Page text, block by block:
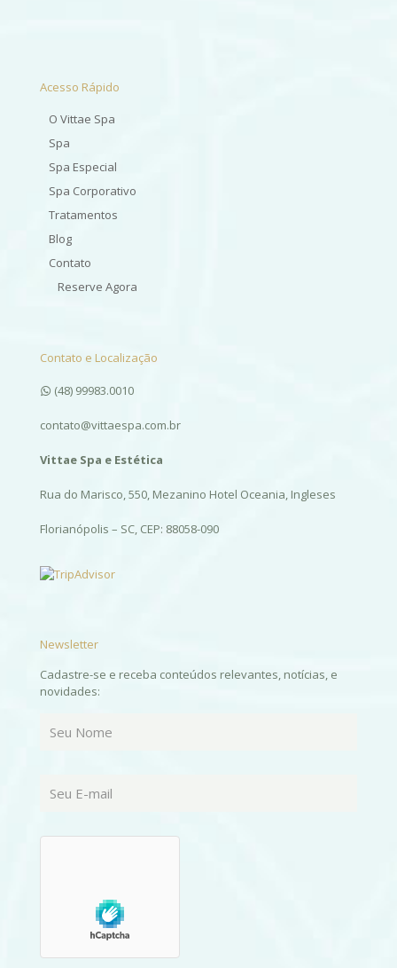
Acesso Rápido
O Vittae Spa
Spa
Spa Especial
Spa Corporativo
Tratamentos
Blog
Contato
Reserve Agora
Contato e Localização
(48) 99983.0010
contato@vittaespa.com.br
Vittae Spa e Estética
Rua do Marisco, 550, Mezanino Hotel Oceania, Ingleses
Florianópolis – SC, CEP: 88058-090
Newsletter
Cadastre-se e receba conteúdos relevantes, notícias, e
novidades: